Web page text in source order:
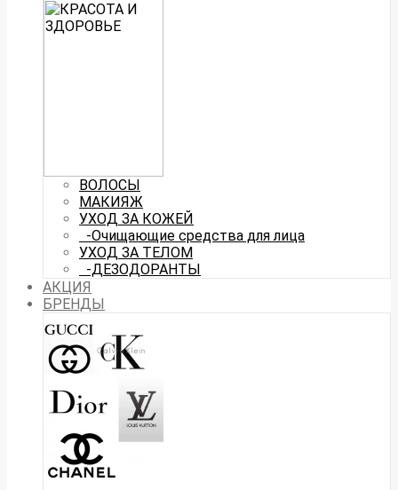
ВОЛОСЫ
МАКИЯЖ
УХОД ЗА КОЖЕЙ
-Очищающие средства для лица
УХОД ЗА ТЕЛОМ
-ДЕЗОДОРАНТЫ
АКЦИЯ
БРЕНДЫ